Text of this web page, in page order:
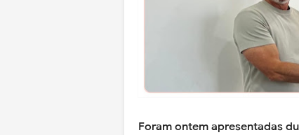
Foram ontem apresentadas